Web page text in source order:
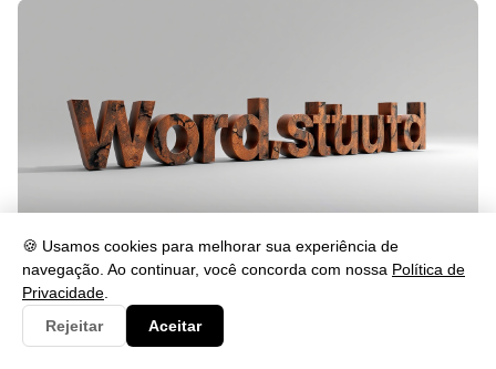
🍪 Usamos cookies para melhorar sua experiência de
navegação. Ao continuar, você concorda com nossa Política de
Privacidade
Rejeitar
Aceitar
Cabalmente Significado: Entenda o Uso da Palavra
26/05/2026 às 23:46